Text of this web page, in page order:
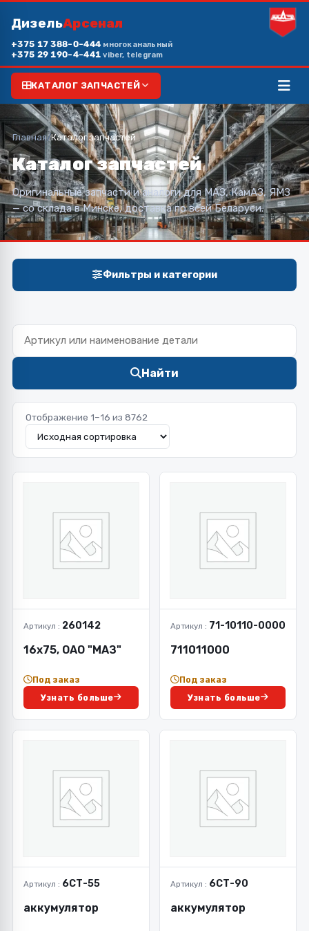
ДизельАрсенал
+375 17 388-0-444 многоканальный
+375 29 190-4-441viber, telegram
КАТАЛОГ ЗАПЧАСТЕЙ
Главная/Каталог запчастей
Каталог запчастей
Оригинальные запчасти и аналоги для МАЗ, КамАЗ, ЯМЗ
— со склада в Минске, доставка по всей Беларуси.
Фильтры и категории
Найти
Отображение 1–16 из 8762
Артикул : 260142
16х75, ОАО "МАЗ"
Под заказ
Узнать больше
Артикул : 71-10110-0000
711011000
Под заказ
Узнать больше
Артикул : 6СТ-55
аккумулятор
Артикул : 6СТ-90
аккумулятор